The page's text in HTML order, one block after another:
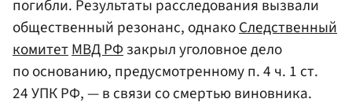
погибли. Результаты расследования вызвали
общественный резонанс, однакоСледственный
комитетМВД РФзакрыл уголовное дело
по основанию, предусмотренному п. 4 ч. 1 ст.
24 УПК РФ, — в связи со смертью виновника.